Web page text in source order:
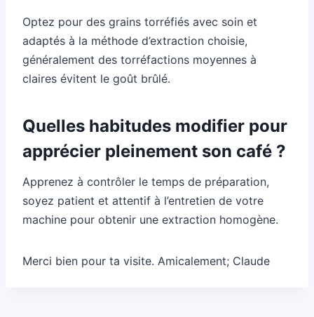
Optez pour des grains torréfiés avec soin et
adaptés à la méthode d’extraction choisie,
généralement des torréfactions moyennes à
claires évitent le goût brûlé.
Quelles habitudes modifier pour
apprécier pleinement son café ?
Apprenez à contrôler le temps de préparation,
soyez patient et attentif à l’entretien de votre
machine pour obtenir une extraction homogène.
Merci bien pour ta visite. Amicalement; Claude